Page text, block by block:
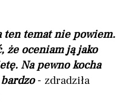
ten temat nie powiem.
że oceniam ją jako
Na pewno kocha
- zdradziła